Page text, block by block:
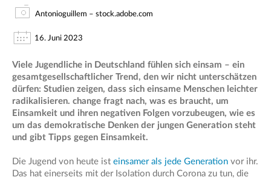
Antonioguillem – stock.adobe.com
16. Juni 2023
Viele Jugendliche in Deutschland fühlen sich einsam – ein
gesamtgesellschaftlicher Trend, den wir nicht unterschätzen
dürfen: Studien zeigen, dass sich einsame Menschen leichter
radikalisieren. change fragt nach, was es braucht, um
Einsamkeit und ihren negativen Folgen vorzubeugen, wie es
um das demokratische Denken der jungen Generation steht
und gibt Tipps gegen Einsamkeit.
Die Jugend von heute ist einsamer als jede Generation vor ihr.
Das hat einerseits mit der Isolation durch Corona zu tun, die